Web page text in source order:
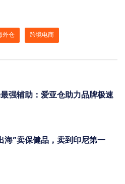
外仓 跨境电商
强辅助：爱亚仓助力品牌极速
海”卖保健品，卖到印尼第一